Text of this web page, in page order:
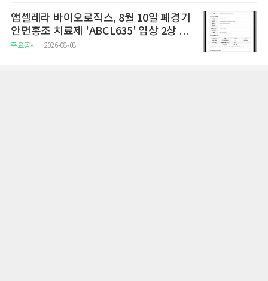
앱셀레라 바이오로직스, 8월 10일 폐경기
안면홍조 치료제 'ABCL635' 임상 2상 결
과 발표
주요공시 2026-08-08